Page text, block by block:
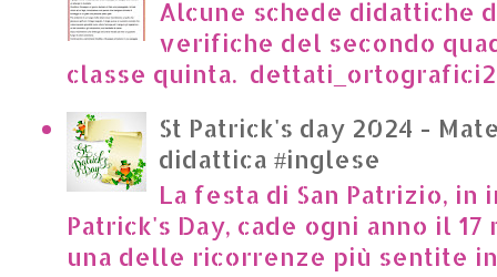
Alcune schede didattiche
verifiche del secondo
classe quinta.
St Patrick's day 2024 -
didattica #inglese
La festa di San Patrizio, in
Patrick's Day, cade ogni anno il 17
una delle ricorrenze più sentite in